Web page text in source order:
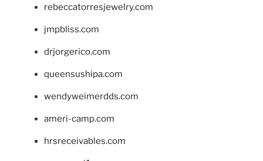
rebeccatorresjewelry.com
jmpbliss.com
drjorgerico.com
queensushipa.com
wendyweimerdds.com
ameri-camp.com
hrsreceivables.com